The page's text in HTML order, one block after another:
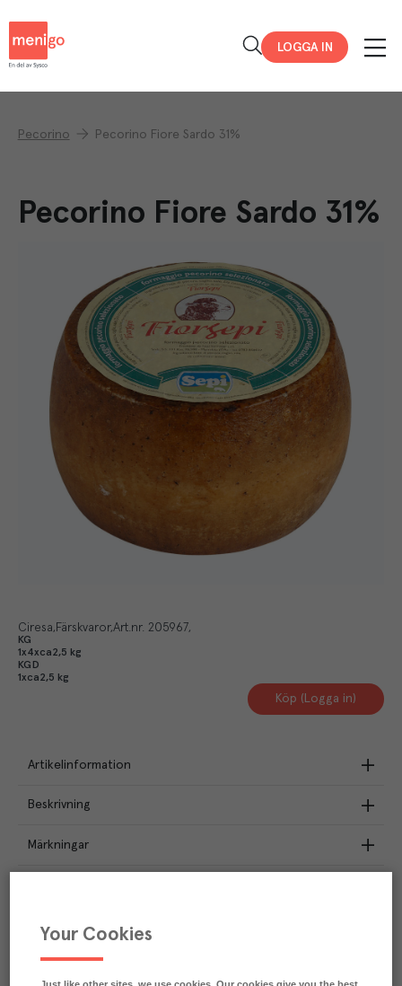
LOGGA IN
Pecorino Pecorino Fiore Sardo 31%
Pecorino Fiore Sardo 31%
Ciresa Färskvaror Art.nr. 205967
KG
1x4xca2,5 kg
KGD
1xca2,5 kg
Köp (Logga in)
Artikelinformation
Beskrivning
Märkningar
Klimatavtryck
Your Cookies